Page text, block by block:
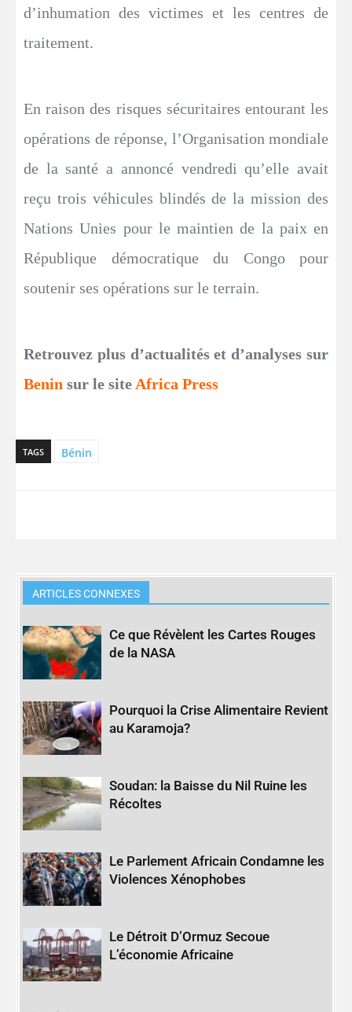
d’inhumation des victimes et les centres de
traitement.
En raison des risques sécuritaires entourant les
opérations de réponse, l’Organisation mondiale
de la santé a annoncé vendredi qu’elle avait
reçu trois véhicules blindés de la mission des
Nations Unies pour le maintien de la paix en
République démocratique du Congo pour
soutenir ses opérations sur le terrain.
Retrouvez plus d’actualités et d’analyses sur
Benin sur le siteAfrica Press
TAGS Bénin
ARTICLES CONNEXES
Ce que Révèlent les Cartes Rouges
de la NASA
Pourquoi la Crise Alimentaire Revient
au Karamoja?
Soudan: la Baisse du Nil Ruine les
Récoltes
Le Parlement Africain Condamne les
Violences Xénophobes
Le Détroit D’Ormuz Secoue
L’économie Africaine